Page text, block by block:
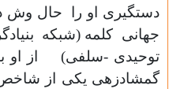
دستگیری او را حال وش
جهانی کلمه (شبکه
توحیدی -سلفی) از او
گمشادزهی یکی از